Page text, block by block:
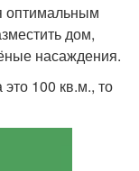
оптимальным
дом,
насаждения.
это 100 кв.м., то